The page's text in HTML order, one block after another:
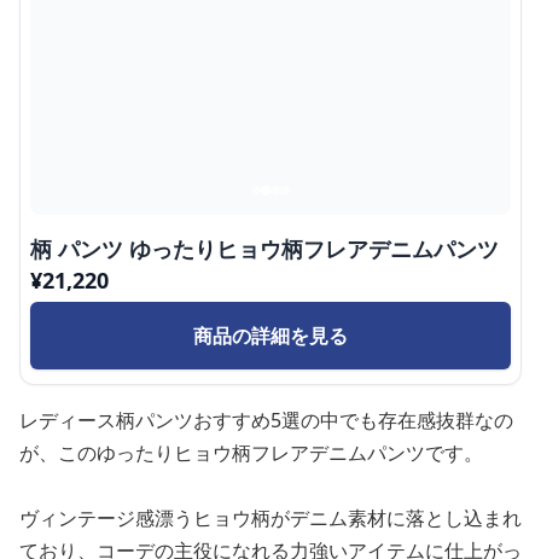
柄 パンツ ゆったりヒョウ柄フレアデニムパンツ
¥21,220
商品の詳細を見る
レディース柄パンツおすすめ5選の中でも存在感抜群なの
が、このゆったりヒョウ柄フレアデニムパンツです。
ヴィンテージ感漂うヒョウ柄がデニム素材に落とし込まれ
ており、コーデの主役になれる力強いアイテムに仕上がっ